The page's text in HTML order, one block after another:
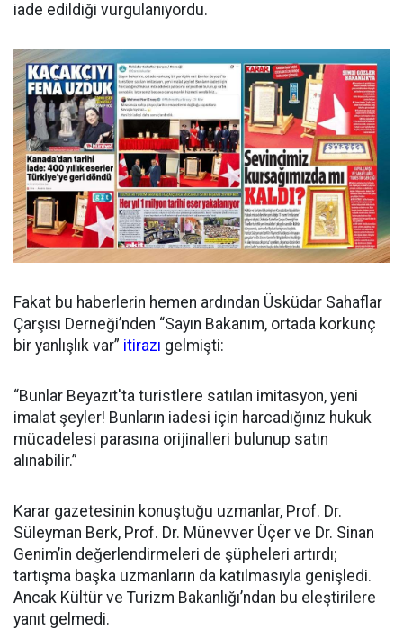
iade edildiği vurgulanıyordu.
Fakat bu haberlerin hemen ardından Üsküdar Sahaflar
Çarşısı Derneği’nden “Sayın Bakanım, ortada korkunç
bir yanlışlık var” itirazı gelmişti:
“Bunlar Beyazıt'ta turistlere satılan imitasyon, yeni
imalat şeyler! Bunların iadesi için harcadığınız hukuk
mücadelesi parasına orijinalleri bulunup satın
alınabilir.”
Karar gazetesinin konuştuğu uzmanlar, Prof. Dr.
Süleyman Berk, Prof. Dr. Münevver Üçer ve Dr. Sinan
Genim’in değerlendirmeleri de şüpheleri artırdı;
tartışma başka uzmanların da katılmasıyla genişledi.
Ancak Kültür ve Turizm Bakanlığı’ndan bu eleştirilere
yanıt gelmedi.